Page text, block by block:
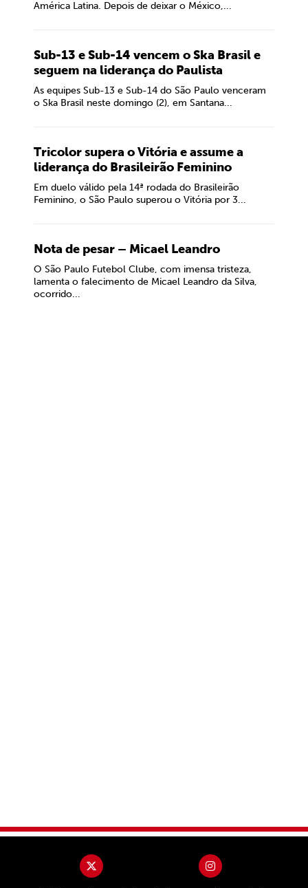
América Latina. Depois de deixar o México,...
Sub-13 e Sub-14 vencem o Ska Brasil e
seguem na liderança do Paulista
As equipes Sub-13 e Sub-14 do São Paulo venceram
o Ska Brasil neste domingo (2), em Santana...
Tricolor supera o Vitória e assume a
liderança do Brasileirão Feminino
Em duelo válido pela 14ª rodada do Brasileirão
Feminino, o São Paulo superou o Vitória por 3...
Nota de pesar – Micael Leandro
O São Paulo Futebol Clube, com imensa tristeza,
lamenta o falecimento de Micael Leandro da Silva,
ocorrido...